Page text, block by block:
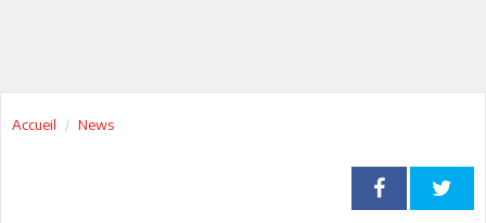
Accueil News